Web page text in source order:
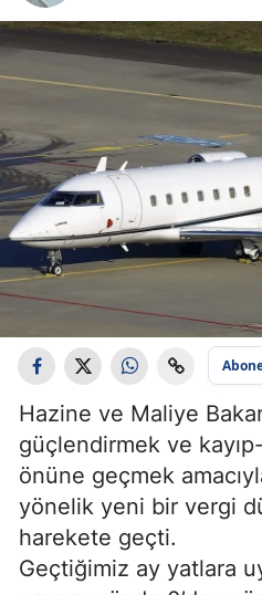
Hazine ve Maliye
güçlendirmek ve
önüne geçmek
yönelik yeni bir vergi
harekete geçti.
Geçtiğimiz ay yatlara